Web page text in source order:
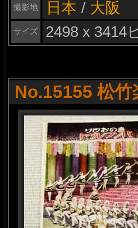
撮影地
日本 / 大阪
サイズ 2498 x 3414
No.15155 松